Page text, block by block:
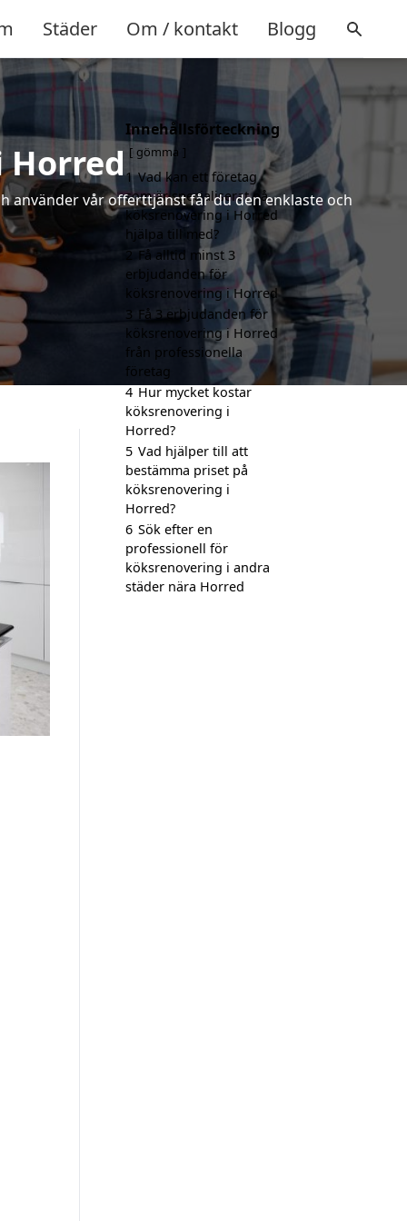
Städer Om / kontakt Blogg
Horred
använder vår offerttjänst får du den enklaste och
Innehållsförteckning
gömma
1 Vad kan ett företag
som är specialiserat på
köksrenovering i Horred
hjälpa till med?
2 Få alltid minst 3
erbjudanden för
köksrenovering i Horred
3 Få 3 erbjudanden för
köksrenovering i Horred
från professionella
företag
4 Hur mycket kostar
köksrenovering i
Horred?
5 Vad hjälper till att
bestämma priset på
köksrenovering i
Horred?
6 Sök efter en
professionell för
köksrenovering i andra
städer nära Horred